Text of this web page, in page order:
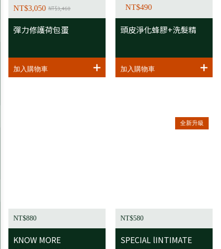
NT$3,050 NT$3,460
彈力修護荷包蛋
NT$490
頭皮淨化蜂膠+洗髮精
NT$880
KNOW MORE
全新升級
NT$580
SPECIAL lINTIMATE